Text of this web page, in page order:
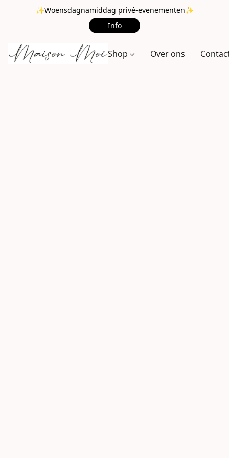
✨Woensdagnamiddag privé-evenementen✨
Info
Shop Over ons